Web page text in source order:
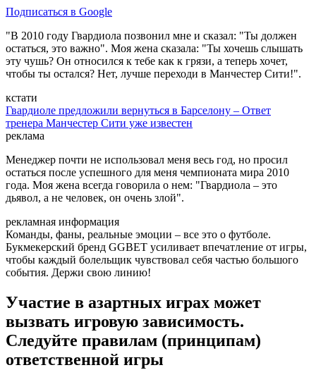
Подписаться в Google
"В 2010 году Гвардиола позвонил мне и сказал: "Ты должен
остаться, это важно". Моя жена сказала: "Ты хочешь слышать
эту чушь? Он относился к тебе как к грязи, а теперь хочет,
чтобы ты остался? Нет, лучше переходи в Манчестер Сити!".
кстати
Гвардиоле предложили вернуться в Барселону – Ответ
тренера Манчестер Сити уже известен
реклама
Менеджер почти не использовал меня весь год, но просил
остаться после успешного для меня чемпионата мира 2010
года. Моя жена всегда говорила о нем: "Гвардиола – это
дьявол, а не человек, он очень злой".
рекламная информация
Команды, фаны, реальные эмоции – все это о футболе.
Букмекерский бренд GGBET усиливает впечатление от игры,
чтобы каждый болельщик чувствовал себя частью большого
события. Держи свою линию!
Участие в азартных играх может
вызвать игровую зависимость.
Следуйте правилам (принципам)
ответственной игры